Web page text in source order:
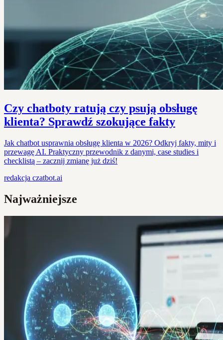
Czy chatboty ratują czy psują obsługę
klienta? Sprawdź szokujące fakty
Jak chatbot usprawnia obsługę klienta w 2026? Odkryj fakty, mity i
przewagę AI. Praktyczny przewodnik z danymi, case studies i
checklistą – zacznij zmianę już dziś!
redakcja czatbot.ai
Najważniejsze